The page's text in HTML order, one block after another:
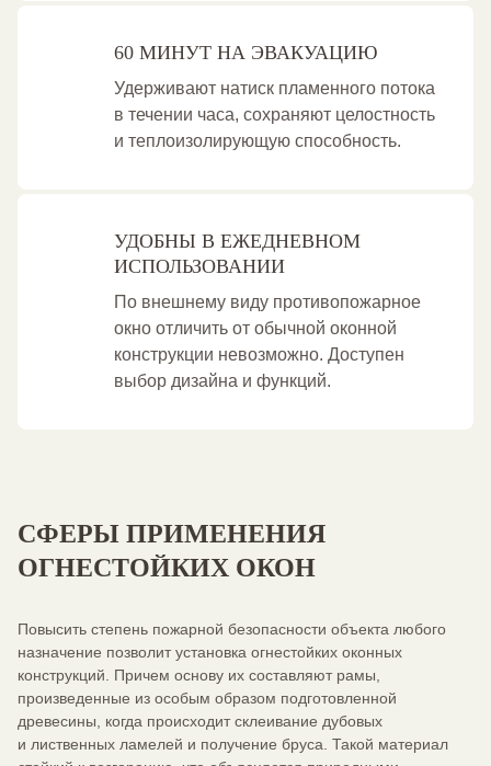
60 МИНУТ НА ЭВАКУАЦИЮ
Удерживают натиск пламенного потока
в течении часа, сохраняют целостность
и теплоизолирующую способность.
УДОБНЫ В ЕЖЕДНЕВНОМ
ИСПОЛЬЗОВАНИИ
По внешнему виду противопожарное
окно отличить от обычной оконной
конструкции невозможно. Доступен
выбор дизайна и функций.
СФЕРЫ ПРИМЕНЕНИЯ
ОГНЕСТОЙКИХ ОКОН
Повысить степень пожарной безопасности объекта любого
назначение позволит установка огнестойких оконных
конструкций. Причем основу их составляют рамы,
произведенные из особым образом подготовленной
древесины, когда происходит склеивание дубовых
и лиственных ламелей и получение бруса. Такой материал